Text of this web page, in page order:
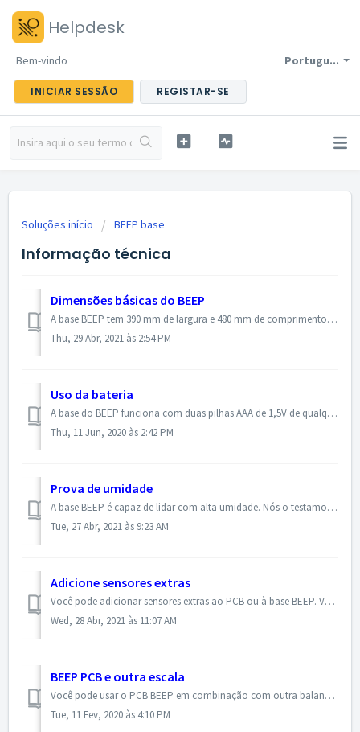
Helpdesk
Portugu...
Bem-vindo
INICIAR SESSÃO REGISTAR-SE
Soluções início BEEP base
Informação técnica
Dimensões básicas do BEEP
A base BEEP tem 390 mm de largura e 480 mm de comprimento. Qualquer colméia com largura máxima de 480 mm pode ser colocada diretamente em cima da base do BE...
Thu, 29 Abr, 2021 às 2:54 PM
Uso da bateria
A base do BEEP funciona com duas pilhas AAA de 1,5V de qualquer tipo. Recomendamos o Energizer L92 Lithium AAA O conversor de energia interno converterá a t...
Thu, 11 Jun, 2020 às 2:42 PM
Prova de umidade
A base BEEP é capaz de lidar com alta umidade. Nós o testamos em diferentes condições de umidade e temperatura. A estrutura de aço inoxidável e o sensor de ...
Tue, 27 Abr, 2021 às 9:23 AM
Adicione sensores extras
Você pode adicionar sensores extras ao PCB ou à base BEEP. Você pode baixar o arquivo pdf com as conexões PCB conforme mostrado abaixo. O sistema suporta at...
Wed, 28 Abr, 2021 às 11:07 AM
BEEP PCB e outra escala
Você pode usar o PCB BEEP em combinação com outra balança. Se você deseja criar seu próprio sistema de medição, dê uma olhada nos colmeia e beelogger para o...
Tue, 11 Fev, 2020 às 4:10 PM